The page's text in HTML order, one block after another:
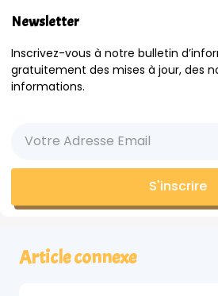
Newsletter
Inscrivez-vous à notre bulletin
gratuitement des mises à jour, des
informations.
S'inscrire
Article connexe